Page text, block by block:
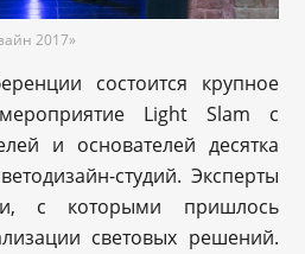
2017»
состоится крупное
Light Slam с
и основателей десятка
студий. Эксперты
с которыми пришлось
световых решений.